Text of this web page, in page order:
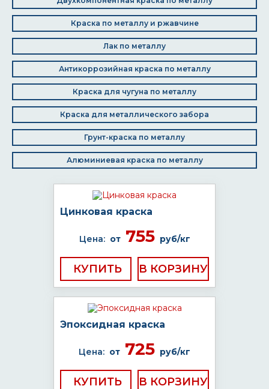
Краска по металлу и ржавчине
Лак по металлу
Антикоррозийная краска по металлу
Краска для чугуна по металлу
Краска для металлического забора
Грунт-краска по металлу
Алюминиевая краска по металлу
Цинковая краска
Цена: от755 руб/кг
КУПИТЬ
Эпоксидная краска
Цена: от 725 руб/кг
КУПИТЬ